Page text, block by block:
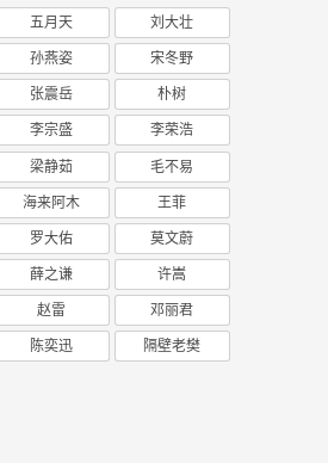
五月天 刘大壮
孙燕姿 宋冬野
张震岳 朴树
李宗盛 李荣浩
梁静茹 毛不易
海来阿木 王菲
罗大佑 莫文蔚
薛之谦 许嵩
赵雷 邓丽君
陈奕迅 隔壁老樊